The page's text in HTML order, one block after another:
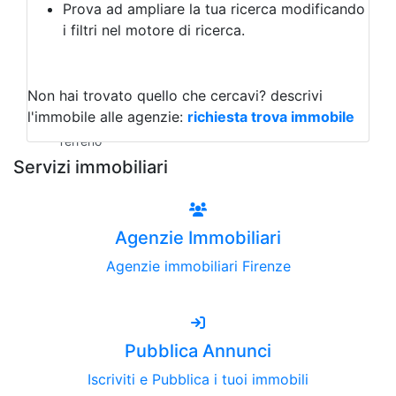
Agriturismo
Magazzini
Qualsiasi
Terreno edificabile
Terreno
Prova ad ampliare la tua ricerca modificando
i filtri nel motore di ricerca.
Non hai trovato quello che cercavi? descrivi
l'immobile alle agenzie: richiesta trova immobile
Servizi immobiliari
Agenzie Immobiliari
Agenzie immobiliari Firenze
Pubblica Annunci
Iscriviti e Pubblica i tuoi immobili